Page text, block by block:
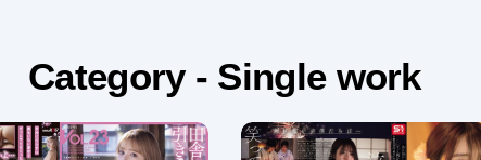
Category - Single work